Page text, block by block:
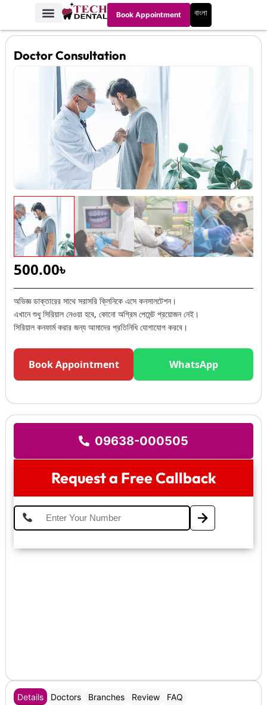
Book Appointment বাংলা
Doctor Consultation
500.00৳
অভিজ্ঞ ডাক্তারের সাথে সরাসরি ক্লিনিকে এসে কনসালটেশন।
এখানে শুধু সিরিয়াল নেওয়া হবে, কোনো অগ্রিম পেমেন্ট প্রয়োজন নেই।
সিরিয়াল কনফার্ম করার জন্য আমাদের প্রতিনিধি যোগাযোগ করবে।
Book Appointment WhatsApp
Details Doctors Branches Review FAQ
09638-000505
Request a Free Callback